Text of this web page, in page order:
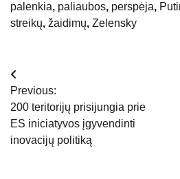
palenkia, paliaubos, perspėja,
streikų, žaidimų, Zelensky
Navigacija
tarp
įrašų
Previous:
200 teritorijų prisijungia prie
ES iniciatyvos įgyvendinti
inovacijų politiką